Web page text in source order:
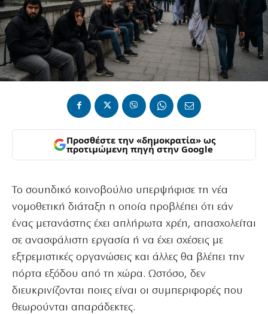
Προσθέστε την «δημοκρατία» ως
προτιμώμενη πηγή στην Google
Το σουηδικό κοινοβούλιο υπερψήφισε τη νέα
νομοθετική διάταξη η οποία προβλέπει ότι εάν
ένας μετανάστης έχει απλήρωτα χρέη, απασχολείται
σε ανασφάλιστη εργασία ή να έχει σχέσεις με
εξτρεμιστικές οργανώσεις και άλλες θα βλέπει την
πόρτα εξόδου από τη χώρα. Ωστόσο, δεν
διευκρινίζονται ποιες είναι οι συμπεριφορές που
θεωρούνται απαράδεκτες.